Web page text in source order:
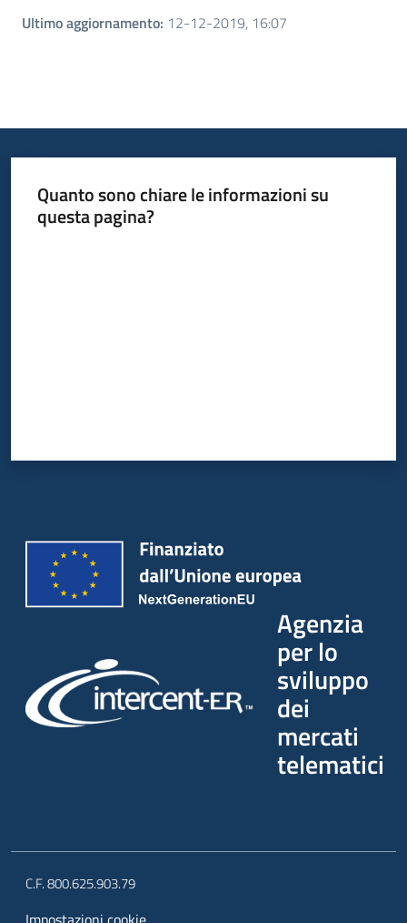
Ultimo aggiornamento: 12-12-2019, 16:07
Quanto sono chiare le informazioni su
questa pagina?
Agenzia
per lo
sviluppo
dei
mercati
telematici
C.F. 800.625.903.79